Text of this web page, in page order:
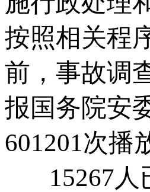
按照相关程
前，事故调
报国务院安
601201次播
15267人